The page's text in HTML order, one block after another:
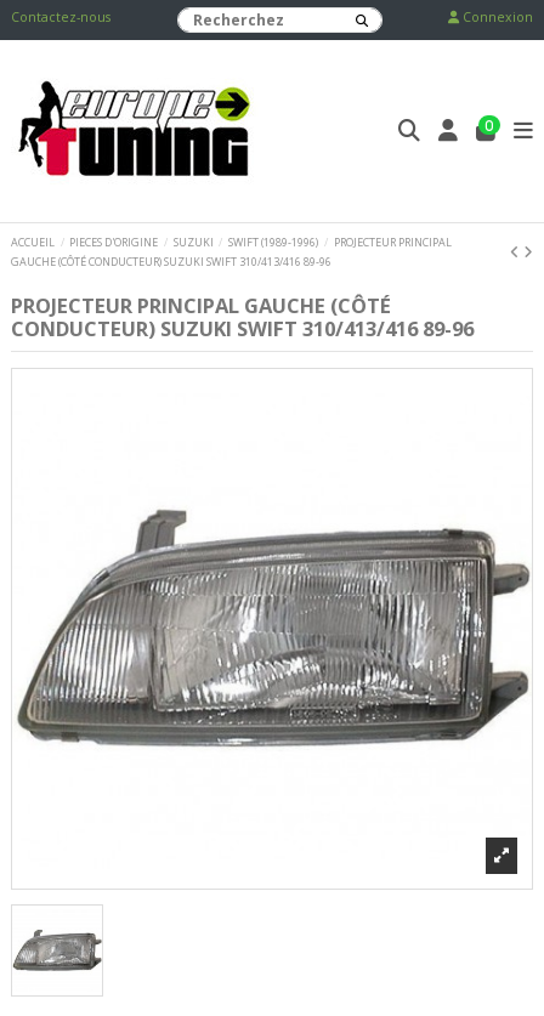
Contactez-nous Connexion
0
ACCUEIL PIECES D'ORIGINE SUZUKI SWIFT (1989-1996)
PROJECTEUR PRINCIPAL
GAUCHE (CÔTÉ CONDUCTEUR) SUZUKI SWIFT 310/413/416 89-96
PROJECTEUR PRINCIPAL GAUCHE (CÔTÉ
CONDUCTEUR) SUZUKI SWIFT 310/413/416 89-96